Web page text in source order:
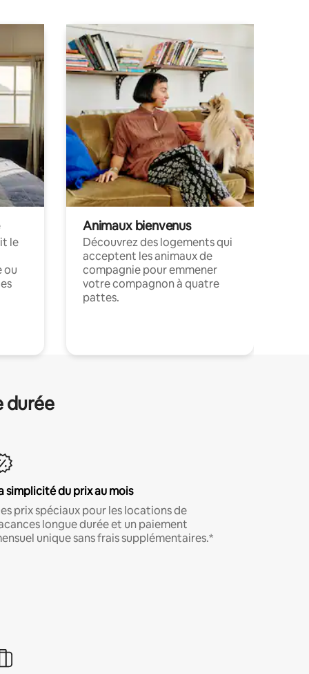
le
ou
Animaux bienvenus
Découvrez des logements qui
acceptent les animaux de
compagnie pour emmener
votre compagnon à quatre
pattes.
durée
simplicité du prix au mois
prix spéciaux pour les locations de
longue durée et un paiement
unique sans frais supplémentaires.*